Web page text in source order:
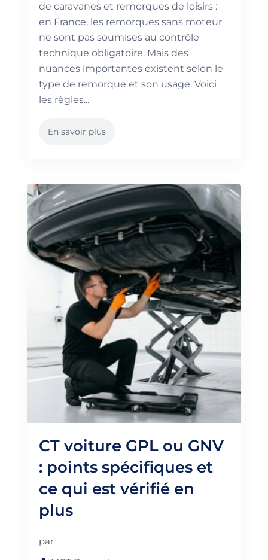
de caravanes et remorques de loisirs :
en France, les remorques sans moteur
ne sont pas soumises au contrôle
technique obligatoire. Mais des
nuances importantes existent selon le
type de remorque et son usage. Voici
les règles...
En savoir plus
CT voiture GPL ou GNV
: points spécifiques et
ce qui est vérifié en
plus
par